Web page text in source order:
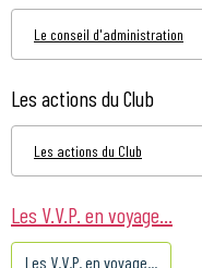
Le conseil d'administration
Les actions du Club
Les actions du Club
Les V.V.P. en voyage...
Les V.V.P. en voyage...